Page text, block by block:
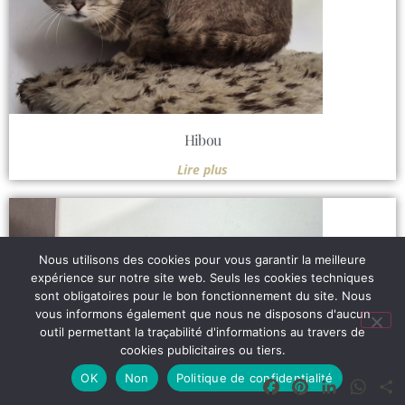
Hibou
Lire plus
Facebook
PinterestLinkedIn
Nous utilisons des cookies pour vous garantir la meilleure
expérience sur notre site web. Seuls les cookies techniques
sont obligatoires pour le bon fonctionnement du site. Nous
vous informons également que nous ne disposons d'aucun
outil permettant la traçabilité d'informations au travers de
cookies publicitaires ou tiers.
OK
Non Politique de confidentialité